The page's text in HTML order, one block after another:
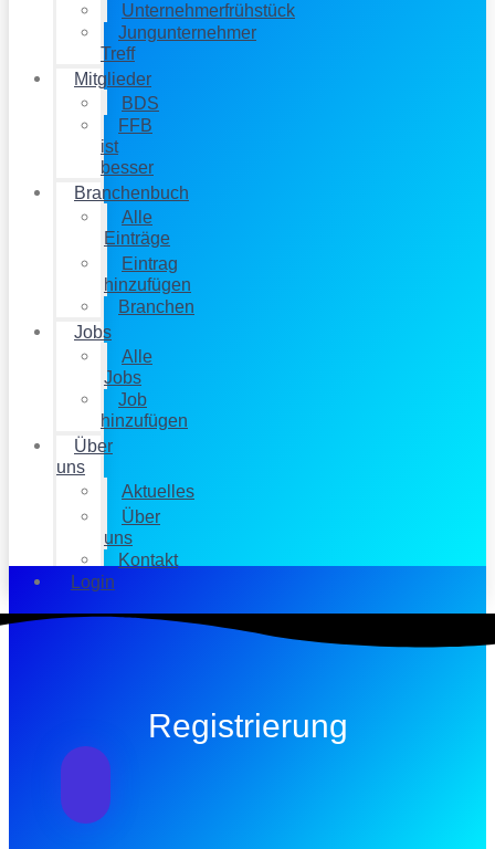
Unternehmerfrühstück
Jungunternehmer
Treff
Mitglieder
BDS
FFB
ist
besser
Branchenbuch
Alle
Einträge
Eintrag
hinzufügen
Branchen
Jobs
Alle
Jobs
Job
hinzufügen
Über
uns
Aktuelles
Über
uns
Kontakt
Login
Registrierung